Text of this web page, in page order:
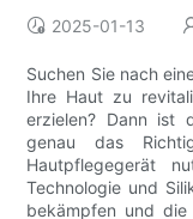
2025-01-13
Suchen Sie nach
Ihre Haut zu
erzielen? Dann ist
genau das
Hautpflegegerät
Technologie und
bekämpfen und die